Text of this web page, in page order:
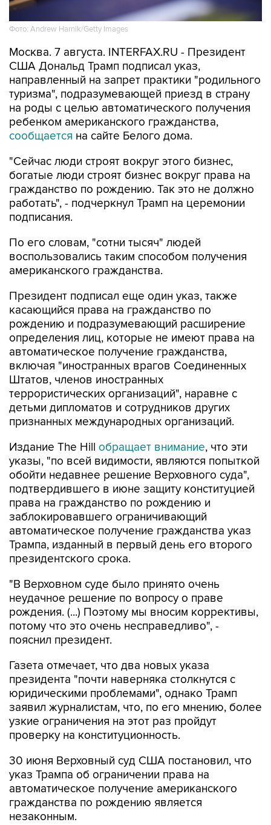
Фото: Andrew Harnik/Getty Images
Москва. 7 августа. INTERFAX.RU - Президент
США Дональд Трамп подписал указ,
направленный на запрет практики "родильного
туризма", подразумевающей приезд в страну
на роды с целью автоматического получения
ребенком американского гражданства,
сообщается на сайте Белого дома.
"Сейчас люди строят вокруг этого бизнес,
богатые люди строят бизнес вокруг права на
гражданство по рождению. Так это не должно
работать", - подчеркнул Трамп на церемонии
подписания.
По его словам, "сотни тысяч" людей
воспользовались таким способом получения
американского гражданства.
Президент подписал еще один указ, также
касающийся права на гражданство по
рождению и подразумевающий расширение
определения лиц, которые не имеют права на
автоматическое получение гражданства,
включая "иностранных врагов Соединенных
Штатов, членов иностранных
террористических организаций", наравне с
детьми дипломатов и сотрудников других
признанных международных организаций.
Издание The Hill обращает внимание, что эти
указы, "по всей видимости, являются попыткой
обойти недавнее решение Верховного суда",
подтвердившего в июне защиту конституцией
права на гражданство по рождению и
заблокировавшего ограничивающий
автоматическое получение гражданства указ
Трампа, изданный в первый день его второго
президентского срока.
"В Верховном суде было принято очень
неудачное решение по вопросу о праве
рождения. (...) Поэтому мы вносим коррективы,
потому что это очень несправедливо", -
пояснил президент.
Газета отмечает, что два новых указа
президента "почти наверняка столкнутся с
юридическими проблемами", однако Трамп
заявил журналистам, что, по его мнению, более
узкие ограничения на этот раз пройдут
проверку на конституционность.
30 июня Верховный суд США постановил, что
указ Трампа об ограничении права на
автоматическое получение американского
гражданства по рождению является
незаконным.